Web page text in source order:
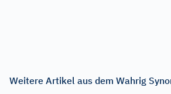
Weitere Artikel aus dem Wahrig